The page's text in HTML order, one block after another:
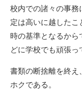
校内での諸々の事務
定は高いに越した
時の基準となるか
どに学校でも頑張っ
書類の断捨離を終え
ホクである。